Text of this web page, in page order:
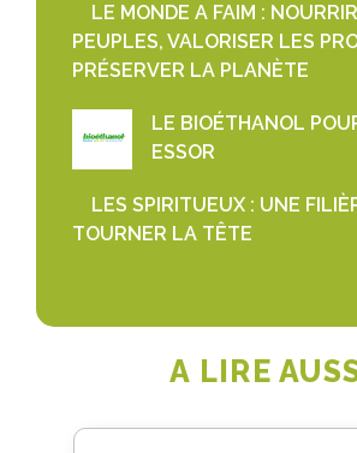
LE MONDE A FAIM :
PEUPLES, VALORISER LES
PRÉSERVER LA PLANÈTE
LE BIOÉTHANOL
ESSOR
LES SPIRITUEUX : UNE
TOURNER LA TÊTE
A LIRE